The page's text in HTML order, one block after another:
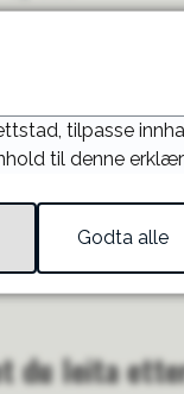
75 000
du leita
tilpasse
til denne
Godta alle